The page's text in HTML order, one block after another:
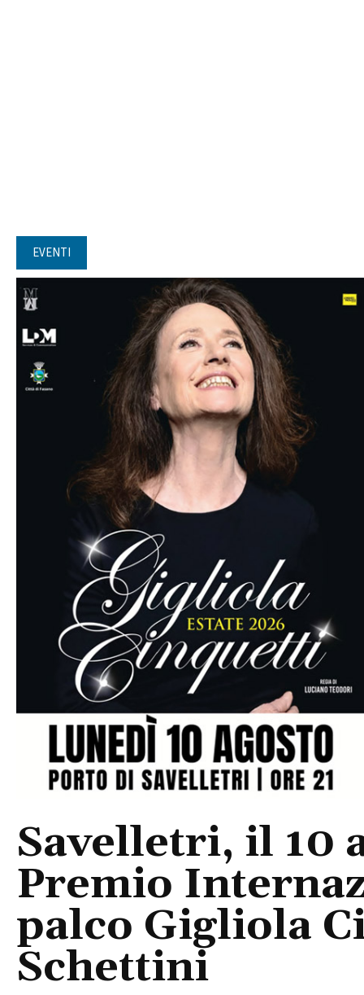
EVENTI
Savelletri, il 10
Premio
palco Gigliola
Schettini